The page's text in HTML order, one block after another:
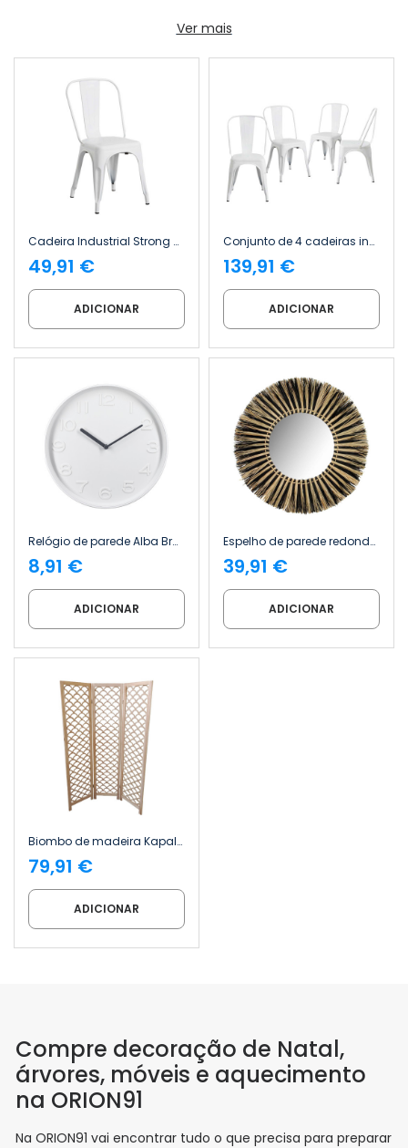
Ver mais
Cadeira Industrial Strong 45 x 54 x 85 cm Thinia Home
49,91 €
ADICIONAR
Conjunto de 4 cadeiras industriais Strong 45 x 54 x 85 cm Thinia Home
139,91 €
ADICIONAR
Relógio de parede Alba Branco Ø25 cm Thinia Home
8,91 €
ADICIONAR
Espelho de parede redondo Meer com motivos de algas marinhas, Ø76 cm Thinia Home
39,91 €
ADICIONAR
Biombo de madeira Kapalua 2 x 120 x 170 cm 7house
79,91 €
ADICIONAR
Compre decoração de Natal,
árvores, móveis e aquecimento
na ORION91
Na ORION91 vai encontrar tudo o que precisa para preparar